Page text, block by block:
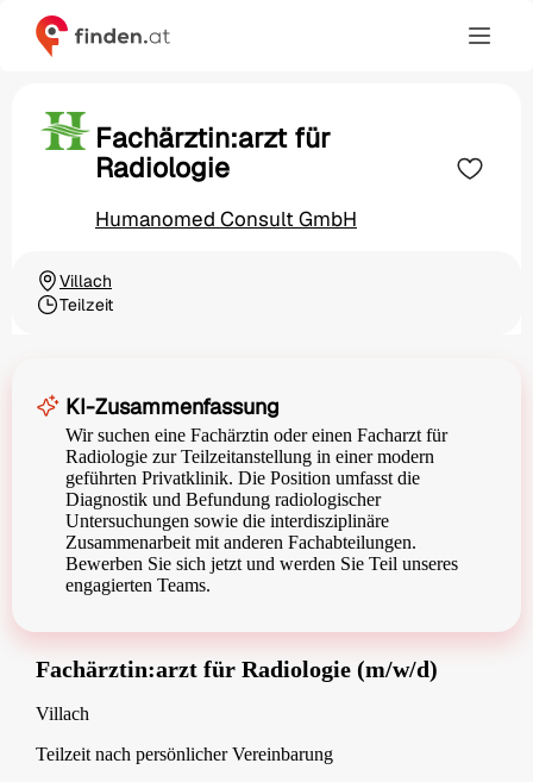
Fachärztin:arzt für
Radiologie
Humanomed Consult GmbH
Ortschaft
Villach
Beschäftigungsart
Teilzeit
KI-Zusammenfassung
Wir suchen eine Fachärztin oder einen Facharzt für
Radiologie zur Teilzeitanstellung in einer modern
geführten Privatklinik. Die Position umfasst die
Diagnostik und Befundung radiologischer
Untersuchungen sowie die interdisziplinäre
Zusammenarbeit mit anderen Fachabteilungen.
Bewerben Sie sich jetzt und werden Sie Teil unseres
engagierten Teams.
Fachärztin:arzt für Radiologie (m/w/d)
Villach
Teilzeit nach persönlicher Vereinbarung